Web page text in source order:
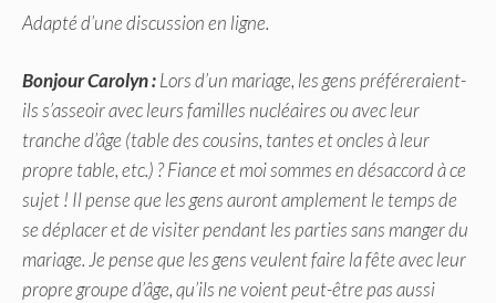
Adapté d’une discussion en ligne.
Bonjour Carolyn :Lors d’un mariage, les gens préféreraient-
ils s’asseoir avec leurs familles nucléaires ou avec leur
tranche d’âge (table des cousins, tantes et oncles à leur
propre table, etc.) ? Fiance et moi sommes en désaccord à ce
sujet ! Il pense que les gens auront amplement le temps de
se déplacer et de visiter pendant les parties sans manger du
mariage. Je pense que les gens veulent faire la fête avec leur
propre groupe d’âge, qu’ils ne voient peut-être pas aussi